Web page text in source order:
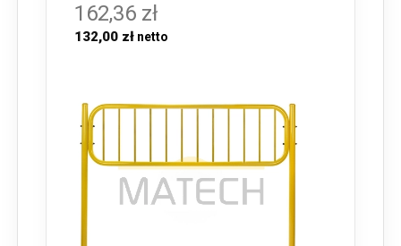
162,36 zł
132,00 zł